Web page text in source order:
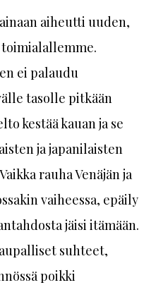
aiheutti uuden,
ei palaudu
tasolle pitkään
kestää kauan ja se
ja japanilaisten
rauha Venäjän ja
vaiheessa, epäily
jäisi itämään.
suhteet,
poikki